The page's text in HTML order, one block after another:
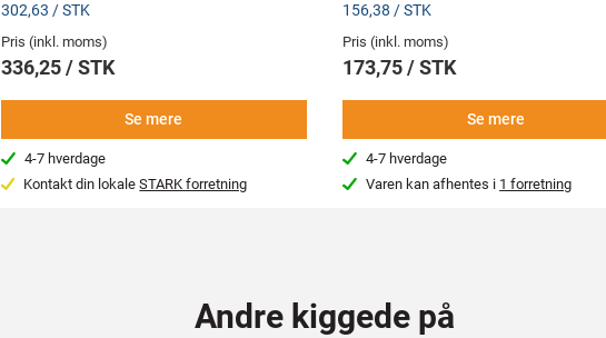
302,63 / STK
Pris (inkl. moms)
336,25 / STK
Se mere
4-7 hverdage
Kontakt din lokaleSTARK forretning
156,38 / STK
Pris (inkl. moms)
173,75 / STK
Se mere
4-7 hverdage
Varen kan afhentes i 1 forretning
Andre kiggede på